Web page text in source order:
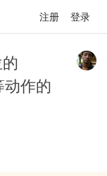
注册 登录
作的